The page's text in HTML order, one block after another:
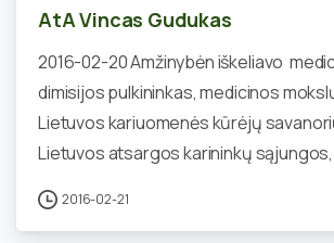
AtA Vincas Gudukas
2016-02-20 Amžinybėn iškeliavo
dimisijos pulkininkas, medicinos
Lietuvos kariuomenės kūrėjų
Lietuvos atsargos karininkų
2016-02-21